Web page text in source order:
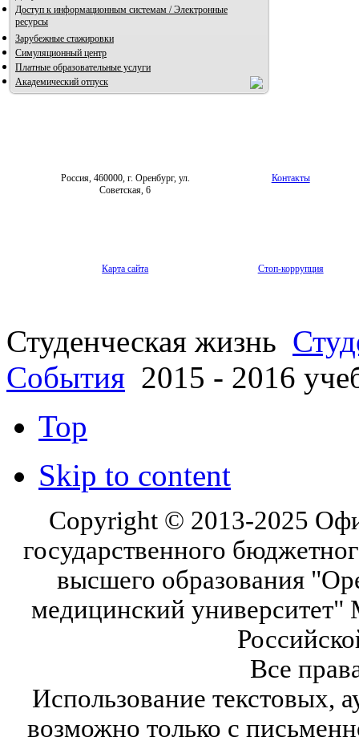
Доступ к информационным системам / Электронные
ресурсы
Зарубежные стажировки
Симуляционный центр
Платные образовательные услуги
Академический отпуск
Россия, 460000, г. Оренбург, ул.
Советская, 6
Контакты
Карта сайта Стоп-коррупция
Студенческая жизнь
События 2015 - 2016
Top
Skip to content
Copyright © 2013-2025
государственного
высшего образования
медицинский университет"
Все
Использование текстовых,
возможно только с